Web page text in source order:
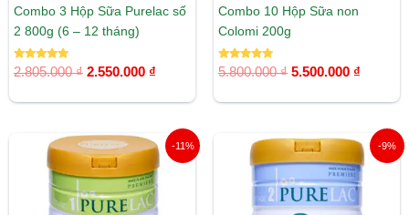
Combo 3 Hộp Sữa Purelac số
2 800g (6 – 12 tháng)
Được xếp
hạng
2.805.000₫ 2.550.000 ₫
Combo 10 Hộp Sữa non
Colomi 200g
Được xếp
hạng
5.800.000₫ 5.500.000 ₫
-11%
Giá
gốc
là:
1.910.000 ₫.
Giá
hiện
tại
là:
1.700.000 ₫.
-9%
Giá
gốc
là:
1.870.000 ₫.
Giá
hiện
tại
là: